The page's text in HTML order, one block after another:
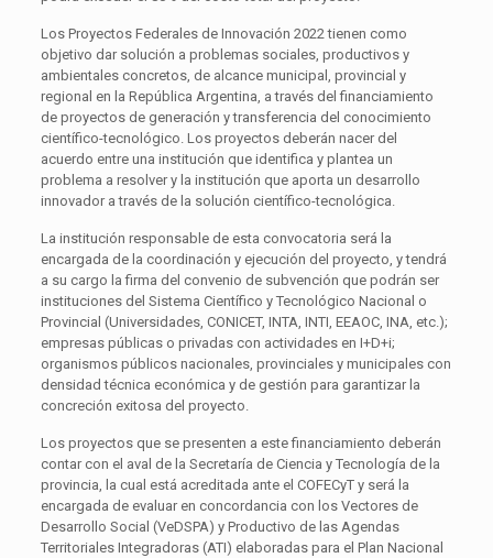
Los Proyectos Federales de Innovación 2022 tienen como
objetivo dar solución a problemas sociales, productivos y
ambientales concretos, de alcance municipal, provincial y
regional en la República Argentina, a través del financiamiento
de proyectos de generación y transferencia del conocimiento
científico-tecnológico. Los proyectos deberán nacer del
acuerdo entre una institución que identifica y plantea un
problema a resolver y la institución que aporta un desarrollo
innovador a través de la solución científico-tecnológica.
La institución responsable de esta convocatoria será la
encargada de la coordinación y ejecución del proyecto, y tendrá
a su cargo la firma del convenio de subvención que podrán ser
instituciones del Sistema Científico y Tecnológico Nacional o
Provincial (Universidades, CONICET, INTA, INTI, EEAOC, INA, etc.);
empresas públicas o privadas con actividades en I+D+i;
organismos públicos nacionales, provinciales y municipales con
densidad técnica económica y de gestión para garantizar la
concreción exitosa del proyecto.
Los proyectos que se presenten a este financiamiento deberán
contar con el aval de la Secretaría de Ciencia y Tecnología de la
provincia, la cual está acreditada ante el COFECyT y será la
encargada de evaluar en concordancia con los Vectores de
Desarrollo Social (VeDSPA) y Productivo de las Agendas
Territoriales Integradoras (ATI) elaboradas para el Plan Nacional